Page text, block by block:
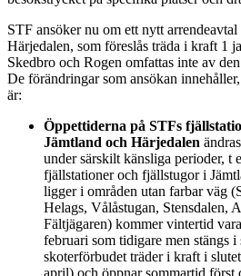
STF ansöker nu om ett nytt
Härjedalen, som föreslås träda i kraft 1
Skedbro och Rogen omfattas inte av
De förändringar som ansökan
är:
Öppettiderna på STFs
Jämtland och Härjedalen
under särskilt känsliga perioder, t
fjällstationer och fjällstugor i
ligger i områden utan farbar väg
Helags, Vålåstugan, Stensdalen,
Fältjägaren) kommer vintertid
februari som tidigare men stängs i
skoterförbudet träder i kraft i
april) och öppnar sommartid först